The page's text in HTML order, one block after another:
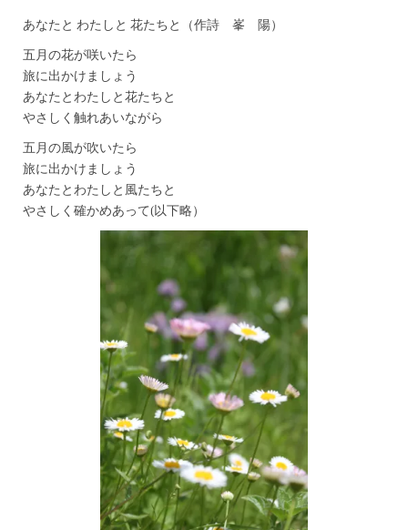
あなたと わたしと 花たちと（作詩 峯 陽）
五月の花が咲いたら
旅に出かけましょう
あなたとわたしと花たちと
やさしく触れあいながら
五月の風が吹いたら
旅に出かけましょう
あなたとわたしと風たちと
やさしく確かめあって(以下略）